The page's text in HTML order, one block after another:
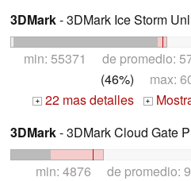
3DMark- 3DMark Ice Storm
min: 55371 de promedio:
(46%) max:
+ 22 mas detalles +
3DMark- 3DMark Cloud Gate
min: 4876 de promedio: